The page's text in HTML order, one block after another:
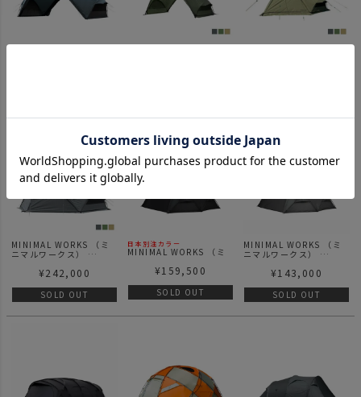
ャコール
MINIMAL WORKS （ミ
ニマルワークス）
パーポジション
¥242,000
SOLD OUT
日本別注カラー
MINIMAL WORKS （ミ
SHELTER G
| シェルターG(ダイニー
マ) ブラック
¥159,500
SOLD OUT
MINIMAL WORKS （ミ
ニマルワークス）
2025(Dyneema)
G(ダイニーマ) チャコー
ル
¥143,000
SOLD OUT